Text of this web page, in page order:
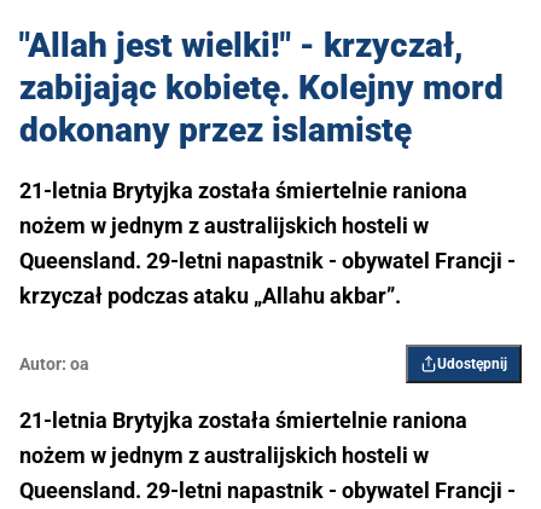
"Allah jest wielki!" - krzyczał,
zabijając kobietę. Kolejny mord
dokonany przez islamistę
21-letnia Brytyjka została śmiertelnie raniona
nożem w jednym z australijskich hosteli w
Queensland. 29-letni napastnik - obywatel Francji -
krzyczał podczas ataku „Allahu akbar”.
Autor: oa Udostępnij
21-letnia Brytyjka została śmiertelnie raniona
nożem w jednym z australijskich hosteli w
Queensland. 29-letni napastnik - obywatel Francji -